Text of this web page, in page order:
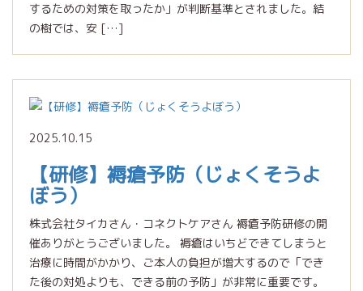
するための対策を取ったか」が判断基準とされました。結
の樹では、安 […]
2025.10.15
【研修】褥瘡予防（じょくそうよ
ぼう）
株式会社タイカさん・コネクトケアさん 褥瘡予防研修の開
催ありがとうございました。 褥瘡はいちどできてしまうと
治療に時間がかかり、ご本人の負担が増大するので「でき
た後の対処よりも、できる前の予防」が非常に重要です。